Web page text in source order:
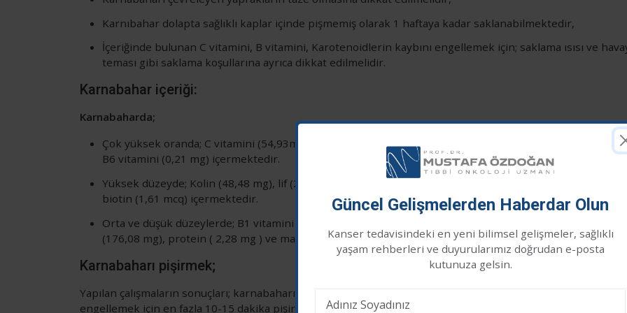
Karnıbahar dolapta sağlıklı kaplar içinde pişmemiş olarak 1 haftaya kadar saklanabilmektedir,
İçeriğinde bulunan C vitamini, B vitamini, Karotenoidlerin kaybını engellemek için; saklama ısısı ve
teması gibi saklama koşullarına ayrıca dikkat edilmelidir.
Karnabahar içeriği:
Karnabaharda;
Çok yüksek oranda; C vitamini (54,93mg), K vitamini (17,11mcq), folik asit (54,56 mcq), B5 vitamini (0,63
B6 vitamini (0,21 mg) içermektedir.
Yüksek düzeyde; Kolin (48,48 mg), lif (2,68 g), omega-3 (0,21 g), manganeze (0,16 mg), fosfor (39,68 mg)
biotin (1,61 mcq) içermektedir.
Orta ve düşük düzeylerde; B1 vitamini (0,05 mg), B2 vitamini (0,06 mg), B3 vitamini (0,51 mg), potasyum
(176,08 mg), protein ( 2,28 mg ) ve magnezyum (11,16 mg) içermektedir.
Karnabaharı pişirmek;
Yapılan çalışmaların sonuçları; karnabaharın içindeki fitokimyasallar dediğimiz glikozinolat ve flavanoidlerin
engellemek için en fazla 10-15 dakika pişirilmesi gerektiğini ortaya koymuştur. Ayrıca karnabahara has
Çerez İzni
Güncel Gelişmelerden Haberdar Olun
Kanser tedavisindeki en yeni bilimsel gelişmeler, sağlıklı
yaşam rehberleri ve duyurularımız doğrudan e-posta
kutunuza gelsin.